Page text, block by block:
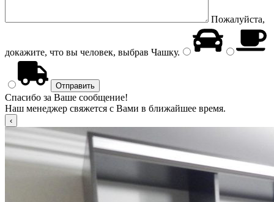
Пожалуйста,
докажите, что вы человек, выбрав Чашку.
Спасибо за Ваше сообщение!
Наш менеджер свяжется с Вами в ближайшее время.